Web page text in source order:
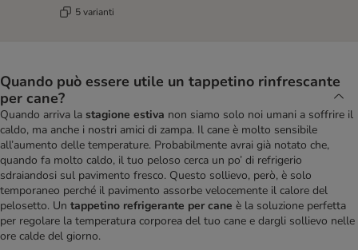
5 varianti
Quando può essere utile un tappetino rinfrescante
per cane?
Quando arriva la stagione estiva non siamo solo noi umani a soffrire il
caldo, ma anche i nostri amici di zampa. Il cane è molto sensibile
all’aumento delle temperature. Probabilmente avrai già notato che,
quando fa molto caldo, il tuo peloso cerca un po’ di refrigerio
sdraiandosi sul pavimento fresco. Questo sollievo, però, è solo
temporaneo perché il pavimento assorbe velocemente il calore del
pelosetto. Un tappetino refrigerante per cane è la soluzione perfetta
per regolare la temperatura corporea del tuo cane e dargli sollievo nelle
ore calde del giorno.